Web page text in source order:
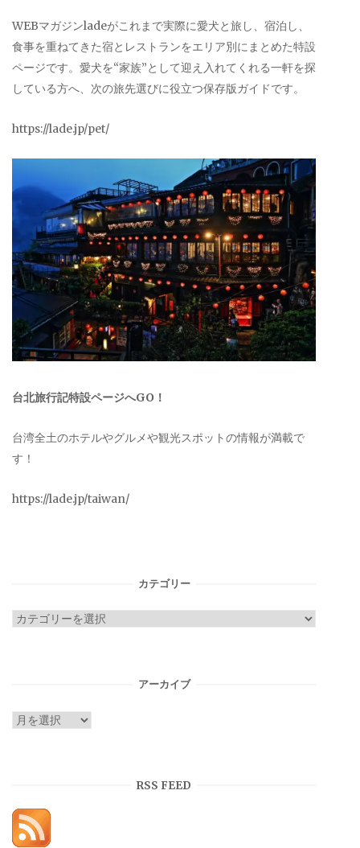
WEBマガジンladeがこれまで実際に愛犬と旅し、宿泊し、
食事を重ねてきた宿とレストランをエリア別にまとめた特設
ページです。愛犬を“家族”として迎え入れてくれる一軒を探
している方へ、次の旅先選びに役立つ保存版ガイドです。
https://lade.jp/pet/
台北旅行記特設ページへGO！
台湾全土のホテルやグルメや観光スポットの情報が満載で
す！
https://lade.jp/taiwan/
カテゴリー
カ
アーカイブ
ア
RSS FEED